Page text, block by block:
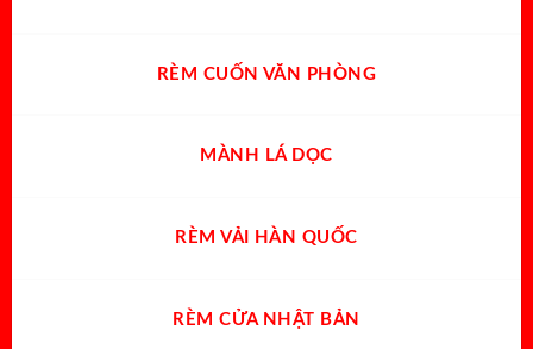
RÈM CUỐN VĂN PHÒNG
MÀNH LÁ DỌC
RÈM VẢI HÀN QUỐC
RÈM CỬA NHẬT BẢN